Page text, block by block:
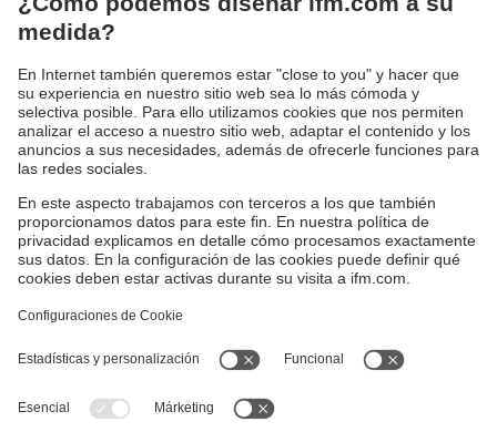
sistemas electrónicos de evaluación. Los transmisores y
detectores de vibraciones detectan de manera fiable los
accionadores y de las piezas de la máquina girando. Los
acelerómetros, en combinación con una electrónica de
diagnóstico, sirven para la completa supervisión de
vibraciones de accionadores grandes.
Sostenibilidad
Sedes (EN)
Política de privacidad
ifm efector S de RL de CV